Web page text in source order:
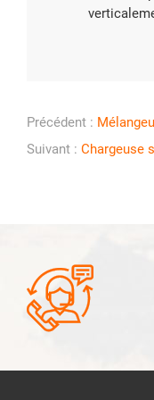
Précédent :
Suivant : Chargeuse
